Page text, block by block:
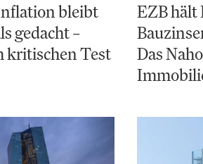
bleibt
gedacht –
kritischen Test
EZB hält
Das